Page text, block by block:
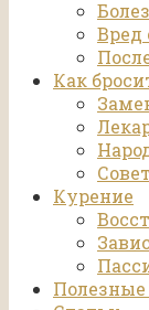
Вред
Как
Курение
Полезные